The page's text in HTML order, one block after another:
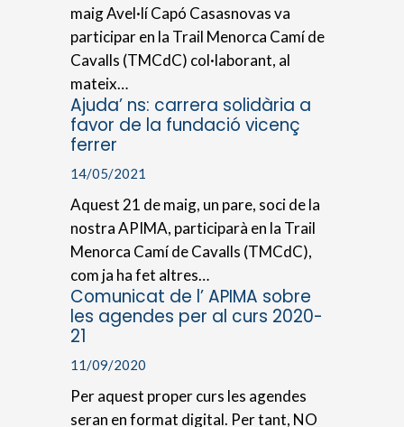
maig Avel·lí Capó Casasnovas va
participar en la Trail Menorca Camí de
Cavalls (TMCdC) col·laborant, al
mateix…
Ajuda’ ns: carrera solidària a
favor de la fundació vicenç
ferrer
14/05/2021
Aquest 21 de maig, un pare, soci de la
nostra APIMA, participarà en la Trail
Menorca Camí de Cavalls (TMCdC),
com ja ha fet altres…
Comunicat de l’ APIMA sobre
les agendes per al curs 2020-
21
11/09/2020
Per aquest proper curs les agendes
seran en format digital. Per tant, NO